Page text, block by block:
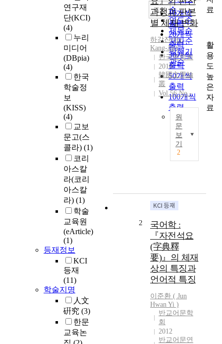
연구재
단(KCI)
(4)
누리
미디어
(DBpia)
(4)
한국
학술정
보
(KISS)
(4)
교보
문고(스
콜라) (1)
코리
아스칼
라(코리
아스칼
라) (1)
학술
교육원
(eArticle)
(1)
등재정보
KCI
등재
(11)
학술지명
人文
硏究 (3)
한문
교육논
순
연도순
제목순
저자순
발행기
관순
10개씩
출력
20개씩
출력
30개씩
출력
50개씩
출력
100개씩
출력
조회
과정과 판본
별 체재 변화
하강진(Ha,
Kang-Jin)
한국문학회
2010
韓國文學論
叢
Vol.56 No.-
원
문
보
기
2
2
국어학 :
『자전석요
(字典釋
要)』의 체재
상의 특징과
언어적 특징
이준환 ( Jun
Hwan Yi )
반교어문학
회
2012
반교어문연
료
활
용
도
높
은
자
료